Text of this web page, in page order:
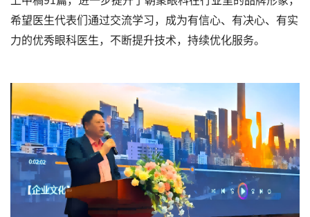
希望医生代表们通过交流学习，成为有信心、有决心、有实
力的优秀眼科医生，不断提升技术，持续优化服务。